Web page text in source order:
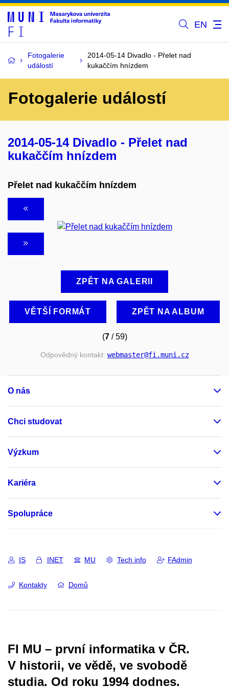
EN
Fotogalerie
událostí
2014-05-14 Divadlo - Přelet nad
kukaččím hnízdem
Fotogalerie událostí
2014-05-14 Divadlo - Přelet nad
kukaččím hnízdem
Přelet nad kukaččím hnízdem
ZPĚT NA GALERII
VĚTŠÍ FORMÁT ZPĚT NA ALBUM
(7/ 59)
Odpovědný kontakt: webmaster@fi.muni.cz
O nás
Chci studovat
Výzkum
Kariéra
Spolupráce
IS INET MU Tech info FAdmin
Kontakty Domů
FI MU – první informatika v ČR.
V historii, ve vědě, ve svobodě
studia. Od roku 1994 dodnes.